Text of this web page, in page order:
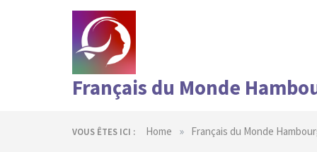
Français du Monde
VOUS ÊTES ICI : Home » Français du Monde